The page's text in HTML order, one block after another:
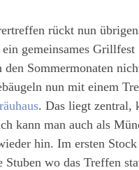
rückt nun
gemeinsames Grillfest
Sommermonaten
nun mit einem
. Das liegt zentral,
kann man auch als
hin. Im ersten
Stuben wo das Treffen